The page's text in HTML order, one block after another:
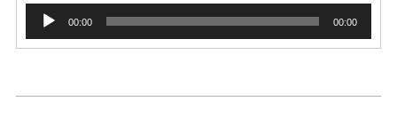
Audió
lejátszó00:00 00:00